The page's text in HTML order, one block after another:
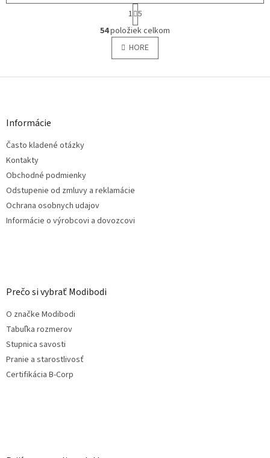
O
v
l
á
v
ý
i
S
t
r
á
n
k
v
1 5
54položiek celkom
HORE
Z
Informácie
Často kladené otázky
Kontakty
Obchodné podmienky
Odstupenie od zmluvy a reklamácie
Ochrana osobnych udajov
Informácie o výrobcovi a dovozcovi
Prečo si vybrať Modibodi
O značke Modibodi
Tabuľka rozmerov
Stupnica savosti
Pranie a starostlivosť
Certifikácia B-Corp